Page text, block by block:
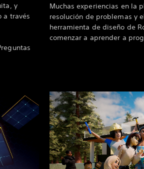
y
a través
Muchas experiencias en la
resolución de problemas y
herramienta de diseño de
comenzar a aprender a